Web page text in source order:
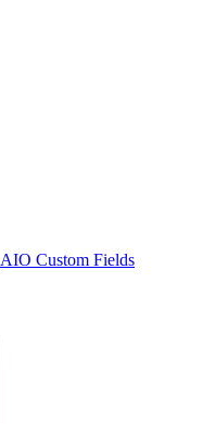
AIO Custom Fields